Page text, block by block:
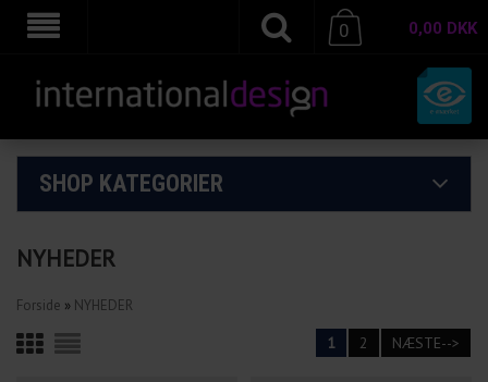
0,00 DKK
0
SHOP KATEGORIER
NYHEDER
Forside » NYHEDER
1 2 NÆSTE-->